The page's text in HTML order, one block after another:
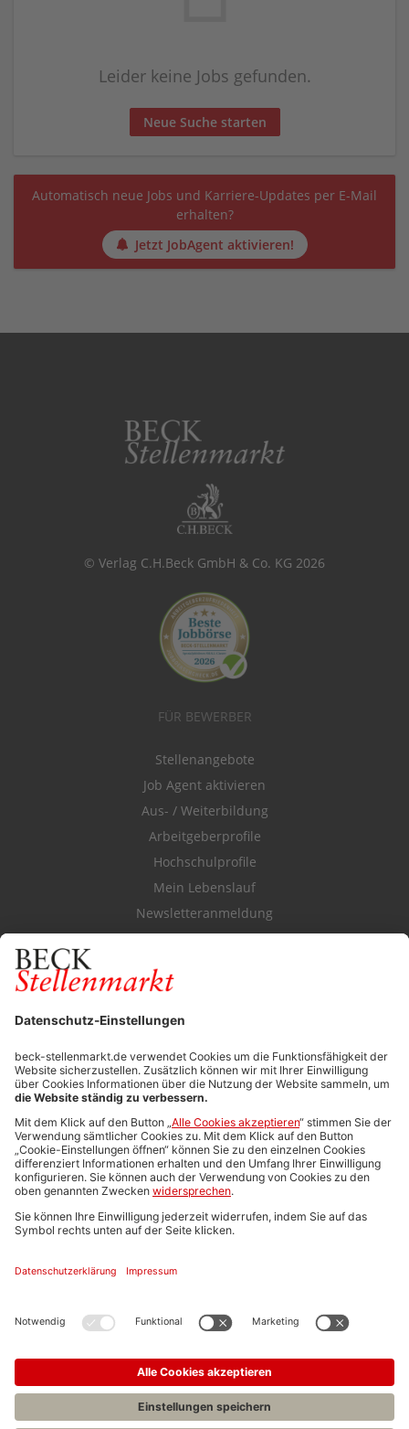
Leider keine Jobs gefunden.
Neue Suche starten
Automatisch neue Jobs und Karriere-Updates per E-Mail
erhalten?
Jetzt JobAgent aktivieren!
© Verlag C.H.Beck GmbH & Co. KG 2026
FÜR BEWERBER
Stellenangebote
Job Agent aktivieren
Aus- / Weiterbildung
Arbeitgeberprofile
Hochschulprofile
Mein Lebenslauf
Newsletteranmeldung
Durchsuchen Sie den Stellenkatalog
FÜR ARBEITGEBER
Stellenmarktpreise
Anzeigen-AGB
Media-Daten
Newsletteranmeldung
Produktübersicht
ALLGEMEIN
FAQs
Impressum
Stellenangebote C.H.BECK